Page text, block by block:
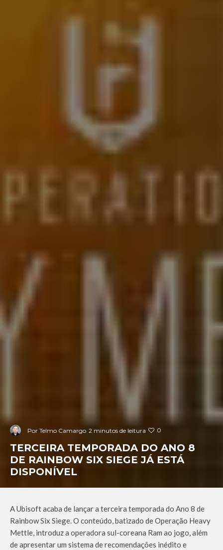
Por Telmo Camargo 2 minutos de leitura 0
TERCEIRA TEMPORADA DO ANO 8
DE RAINBOW SIX SIEGE JÁ ESTÁ
DISPONÍVEL
A Ubisoft acaba de lançar a terceira temporada do Ano 8 de
Rainbow Six Siege. O conteúdo, batizado de Operação Heavy
Mettle, introduz a operadora sul-coreana Ram ao jogo, além
de apresentar um sistema de recomendações inédito e